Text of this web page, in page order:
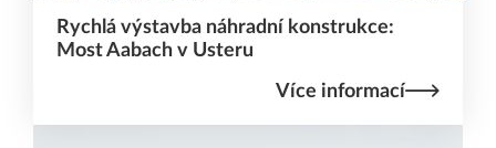
Rychlá výstavba náhradní konstrukce:
Most Aabach v Usteru
Více informací